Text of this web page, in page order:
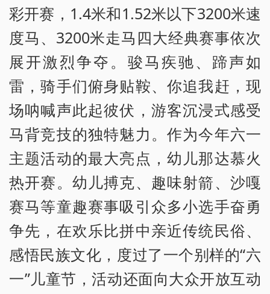
彩开赛，1.4米和1.52米以下3200米速
度马、3200米走马四大经典赛事依次
展开激烈争夺。骏马疾驰、蹄声如
雷，骑手们俯身贴鞍、你追我赶，现
场呐喊声此起彼伏，游客沉浸式感受
马背竞技的独特魅力。作为今年六一
主题活动的最大亮点，幼儿那达慕火
热开赛。幼儿搏克、趣味射箭、沙嘎
赛马等童趣赛事吸引众多小选手奋勇
争先，在欢乐比拼中亲近传统民俗、
感悟民族文化，度过了一个别样的“六
一”儿童节，活动还面向大众开放互动